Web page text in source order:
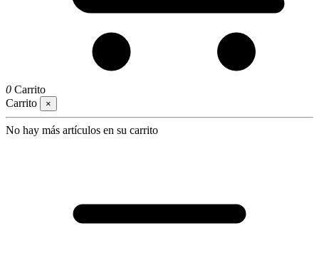
0 Carrito
Carrito
×
No hay más artículos en su carrito